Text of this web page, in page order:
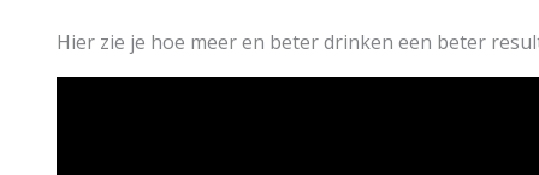
Hier zie je hoe meer en beter drinken een beter